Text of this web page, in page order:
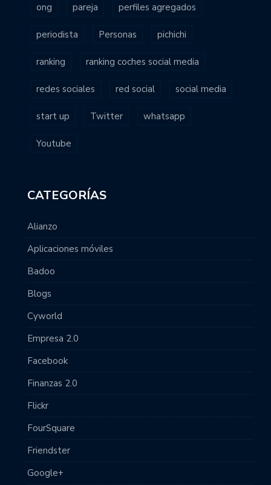
ong pareja perfiles agregados
periodista Personas pichichi
ranking ranking coches social media
redes sociales red social social media
start up Twitter whatsapp
Youtube
CATEGORÍAS
Alianzo
Aplicaciones móviles
Badoo
Blogs
Cyworld
Empresa 2.0
Facebook
Finanzas 2.0
Flickr
FourSquare
Friendster
Google+